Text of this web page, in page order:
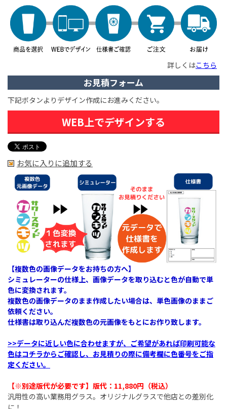
詳しくはこちら
お見積フォーム
下記ボタンよりデザイン作成にお進みください。
WEB上でデザインする
お気に入りに追加する
【複数色の画像データをお持ちの方へ】
シミュレーターの仕様上、画像データを取り込むと色が自動で単
色に変換されます。
複数色の画像データのまま作成したい場合は、単色画像のままご
依頼ください。
仕様書は取り込んだ複数色の元画像をもとにお作り致します。
>>データに近しい色に合わせますが、ご希望があれば印刷可能な
色はコチラからご確認し、お見積りの際に備考欄に色番号をご指
定ください。
【※別途版代が必要です】版代：11,880円（税込）​
汎用性の高い業務用グラス。オリジナルグラスで他店との差別化
に！